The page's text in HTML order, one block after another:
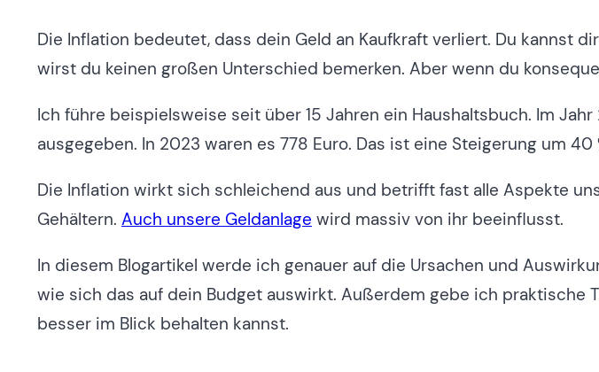
Die Inflation bedeutet, dass dein Geld an Kaufkraft verliert. Du kannst
wirst du keinen großen Unterschied bemerken. Aber wenn du
Ich führe beispielsweise seit über 15 Jahren ein Haushaltsbuch. Im
ausgegeben. In 2023 waren es 778 Euro. Das ist eine Steigerung um 40
Die Inflation wirkt sich schleichend aus und betrifft fast alle Aspekte
Gehältern. Auch unsere Geldanlage wird massiv von ihr beeinflusst.
In diesem Blogartikel werde ich genauer auf die Ursachen und
wie sich das auf dein Budget auswirkt. Außerdem gebe ich
besser im Blick behalten kannst.